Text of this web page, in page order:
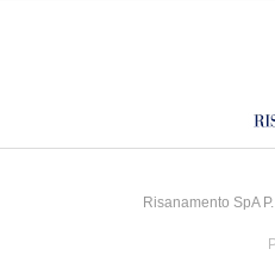
Risanamento SpA